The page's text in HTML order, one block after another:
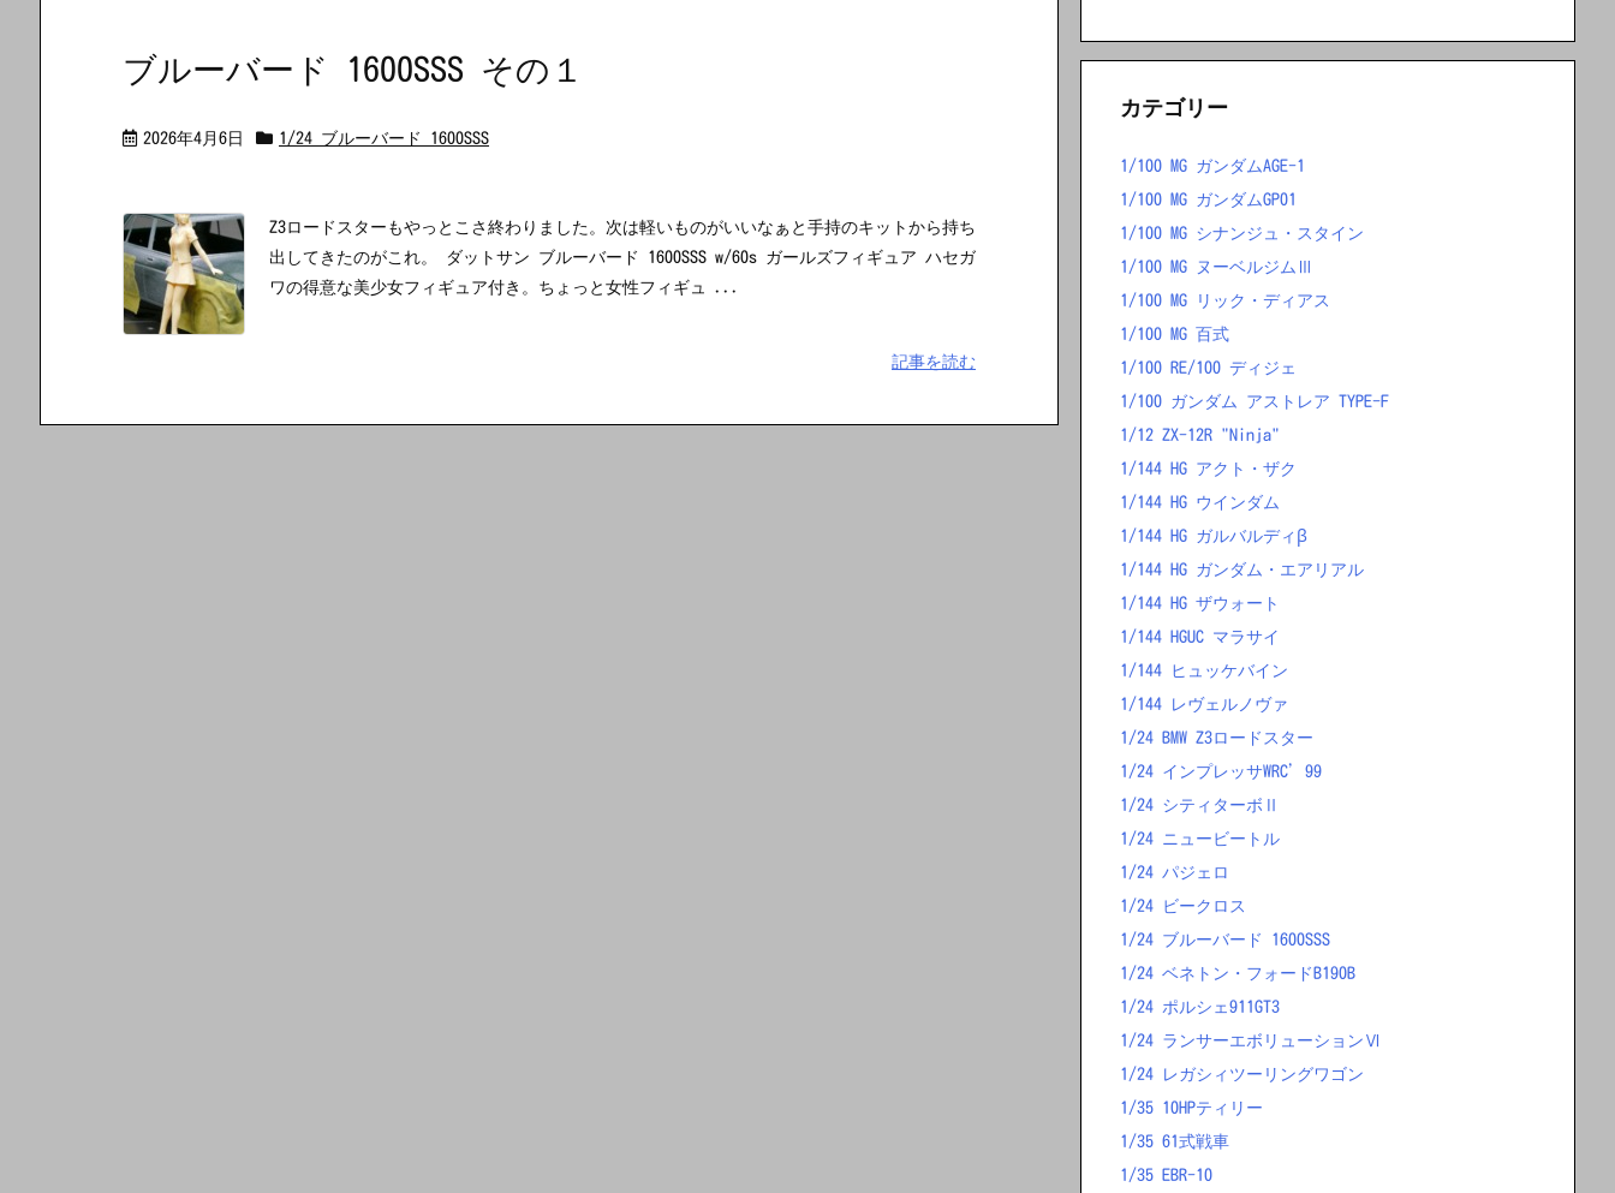
ブルーバード 1600SSS その１
2026年4月6日 1/24 ブルーバード 1600SSS
Z3ロードスターもやっとこさ終わりました。次は軽いものがいいなぁと手持のキットから持ち
出してきたのがこれ。 ダットサン ブルーバード 1600SSS w/60s ガールズフィギュア ハセガ
ワの得意な美少女フィギュア付き。ちょっと女性フィギュ ...
記事を読む
カテゴリー
1/100 MG ガンダムAGE-1
1/100 MG ガンダムGP01
1/100 MG シナンジュ・スタイン
1/100 MG ヌーベルジムⅢ
1/100 MG リック・ディアス
1/100 MG 百式
1/100 RE/100 ディジェ
1/100 ガンダム アストレア TYPE-F
1/12 ZX-12R "Ninja"
1/144 HG アクト・ザク
1/144 HG ウインダム
1/144 HG ガルバルディβ
1/144 HG ガンダム・エアリアル
1/144 HG ザウォート
1/144 HGUC マラサイ
1/144 ヒュッケバイン
1/144 レヴェルノヴァ
1/24 BMW Z3ロードスター
1/24 インプレッサWRC’99
1/24 シティターボⅡ
1/24 ニュービートル
1/24 パジェロ
1/24 ビークロス
1/24 ブルーバード 1600SSS
1/24 ベネトン・フォードB190B
1/24 ポルシェ911GT3
1/24 ランサーエボリューションⅥ
1/24 レガシィツーリングワゴン
1/35 10HPティリー
1/35 61式戦車
1/35 EBR-10